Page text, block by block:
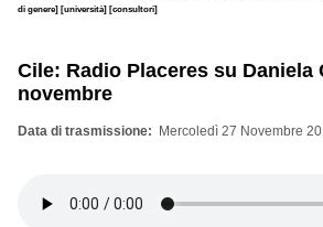
di genere] [università] [consultori]
Cile: Radio Placeres su Daniela
novembre
Data di trasmissione Mercoledì 27 Novembre